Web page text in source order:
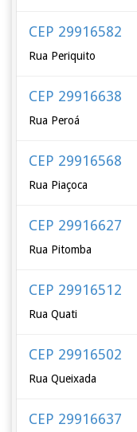
CEP 29916582
Rua Periquito
CEP 29916638
Rua Peroá
CEP 29916568
Rua Piaçoca
CEP 29916627
Rua Pitomba
CEP 29916512
Rua Quati
CEP 29916502
Rua Queixada
CEP 29916637